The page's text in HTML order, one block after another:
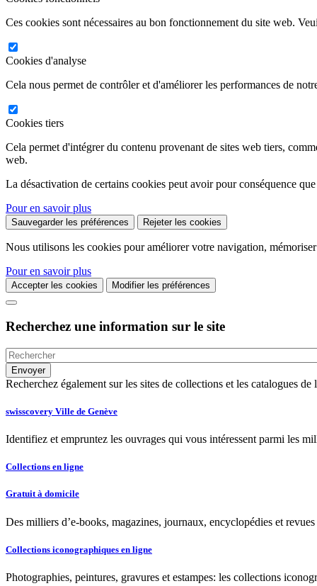
Ces cookies sont nécessaires au bon fonctionnement du site web.
Cookies d'analyse
Cela nous permet de contrôler et d'améliorer les performances de
Cookies tiers
Cela permet d'intégrer du contenu provenant de sites web tiers,
web.
La désactivation de certains cookies peut avoir pour conséquence
Pour en savoir plus
Sauvegarder les préférences Rejeter les cookies
Nous utilisons les cookies pour améliorer votre navigation,
Pour en savoir plus
Accepter les cookies Modifier les préférences
Recherchez une information sur le site
Recherchez également sur les sites de collections et les catalogues
swisscovery Ville de Genève
Identifiez et empruntez les ouvrages qui vous intéressent parmi les
Collections en ligne
Gratuit à domicile
Des milliers d’e-books, magazines, journaux, encyclopédies et
Collections iconographiques en ligne
Photographies, peintures, gravures et estampes: les collections